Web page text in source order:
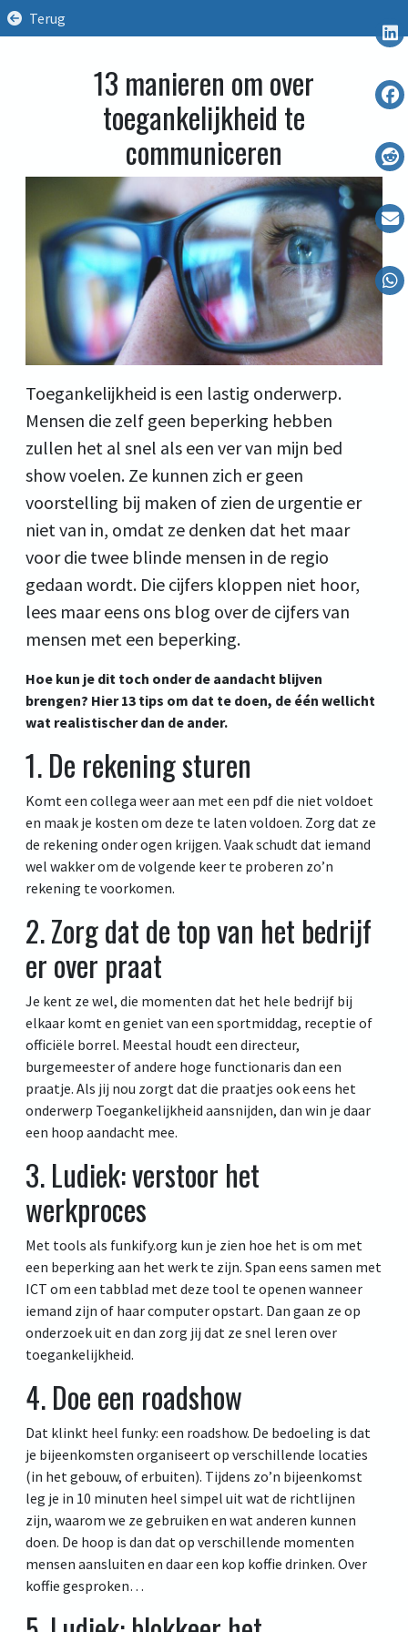
Terug
13 manieren om over
toegankelijkheid te
communiceren
Toegankelijkheid is een lastig onderwerp.
Mensen die zelf geen beperking hebben
zullen het al snel als een ver van mijn bed
show voelen. Ze kunnen zich er geen
voorstelling bij maken of zien de urgentie er
niet van in, omdat ze denken dat het maar
voor die twee blinde mensen in de regio
gedaan wordt. Die cijfers kloppen niet hoor,
lees maar eens ons blog over de cijfers van
mensen met een beperking.
Hoe kun je dit toch onder de aandacht blijven
brengen? Hier 13 tips om dat te doen, de één wellicht
wat realistischer dan de ander.
1. De rekening sturen
Komt een collega weer aan met een pdf die niet voldoet
en maak je kosten om deze te laten voldoen. Zorg dat ze
de rekening onder ogen krijgen. Vaak schudt dat iemand
wel wakker om de volgende keer te proberen zo’n
rekening te voorkomen.
2. Zorg dat de top van het bedrijf
er over praat
Je kent ze wel, die momenten dat het hele bedrijf bij
elkaar komt en geniet van een sportmiddag, receptie of
officiële borrel. Meestal houdt een directeur,
burgemeester of andere hoge functionaris dan een
praatje. Als jij nou zorgt dat die praatjes ook eens het
onderwerp Toegankelijkheid aansnijden, dan win je daar
een hoop aandacht mee.
3. Ludiek: verstoor het
werkproces
Met tools als funkify.org kun je zien hoe het is om met
een beperking aan het werk te zijn. Span eens samen met
ICT om een tabblad met deze tool te openen wanneer
iemand zijn of haar computer opstart. Dan gaan ze op
onderzoek uit en dan zorg jij dat ze snel leren over
toegankelijkheid.
4. Doe een roadshow
Dat klinkt heel funky: een roadshow. De bedoeling is dat
je bijeenkomsten organiseert op verschillende locaties
(in het gebouw, of erbuiten). Tijdens zo’n bijeenkomst
leg je in 10 minuten heel simpel uit wat de richtlijnen
zijn, waarom we ze gebruiken en wat anderen kunnen
doen. De hoop is dan dat op verschillende momenten
mensen aansluiten en daar een kop koffie drinken. Over
koffie gesproken…